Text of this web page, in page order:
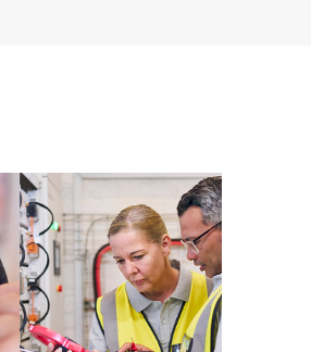
problemas e impedir